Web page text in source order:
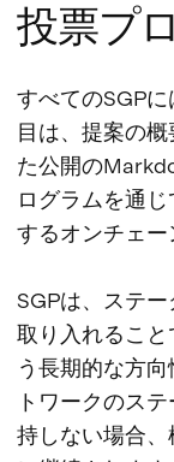
投票プ
すべてのSGP
目は、提案の
た公開の
ログラムを通
するオンチェー
SGPは、ステ
取り入れるこ
う長期的な方
トワークのス
持しない場合、